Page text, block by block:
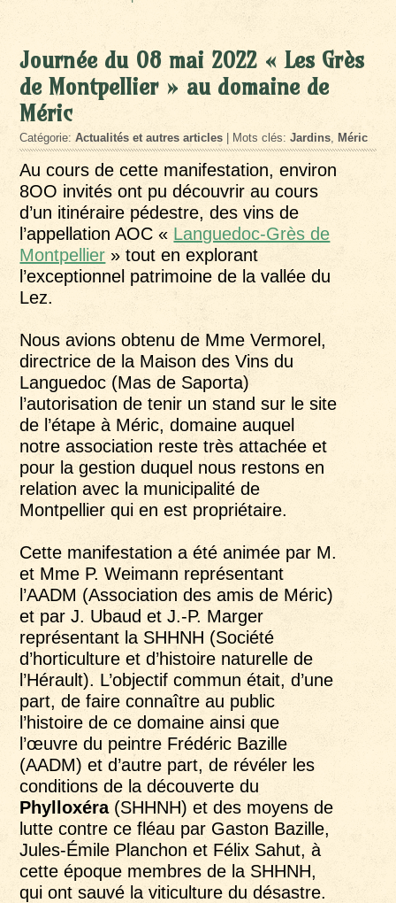
Journée du 08 mai 2022 « Les Grès
de Montpellier » au domaine de
Méric
Catégorie:Actualités et autres articles | Mots clés:Jardins Méric
Au cours de cette manifestation, environ
8OO invités ont pu découvrir au cours
d’un itinéraire pédestre, des vins de
l’appellation AOC « Languedoc-Grès de
Montpellier » tout en explorant
l’exceptionnel patrimoine de la vallée du
Lez.
Nous avions obtenu de Mme Vermorel,
directrice de la Maison des Vins du
Languedoc (Mas de Saporta)
l’autorisation de tenir un stand sur le site
de l’étape à Méric, domaine auquel
notre association reste très attachée et
pour la gestion duquel nous restons en
relation avec la municipalité de
Montpellier qui en est propriétaire.
Cette manifestation a été animée par M.
et Mme P. Weimann représentant
l’AADM (Association des amis de Méric)
et par J. Ubaud et J.-P. Marger
représentant la SHHNH (Société
d’horticulture et d’histoire naturelle de
l’Hérault). L’objectif commun était, d’une
part, de faire connaître au public
l’histoire de ce domaine ainsi que
l’œuvre du peintre Frédéric Bazille
(AADM) et d’autre part, de révéler les
conditions de la découverte du
Phylloxéra (SHHNH) et des moyens de
lutte contre ce fléau par Gaston Bazille,
Jules-Émile Planchon et Félix Sahut, à
cette époque membres de la SHHNH,
qui ont sauvé la viticulture du désastre.